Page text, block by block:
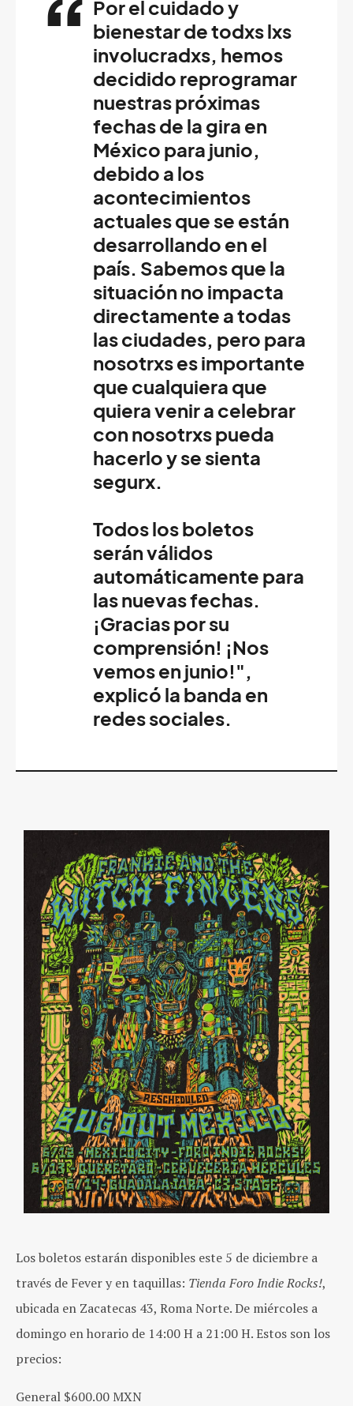
Por el cuidado y
bienestar de todxs lxs
involucradxs, hemos
decidido reprogramar
nuestras próximas
fechas de la gira en
México para junio,
debido a los
acontecimientos
actuales que se están
desarrollando en el
país. Sabemos que la
situación no impacta
directamente a todas
las ciudades, pero para
nosotrxs es importante
que cualquiera que
quiera venir a celebrar
con nosotrxs pueda
hacerlo y se sienta
segurx.
Todos los boletos
serán válidos
automáticamente para
las nuevas fechas.
¡Gracias por su
comprensión! ¡Nos
vemos en junio!",
explicó la banda en
redes sociales.
Los boletos estarán disponibles este 5 de diciembre a
través de Fever y en taquillas: Tienda Foro Indie Rocks!,
ubicada en Zacatecas 43, Roma Norte. De miércoles a
domingo en horario de 14:00 H a 21:00 H. Estos son los
precios:
General $600.00 MXN